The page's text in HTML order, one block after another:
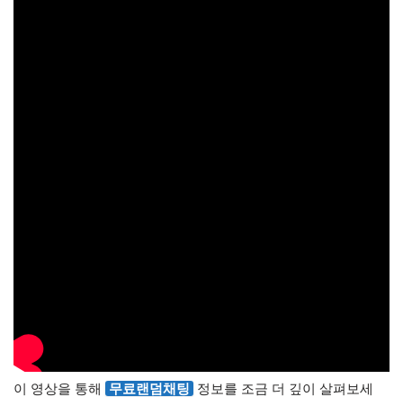
이 영상을 통해 무료랜덤채팅 정보를 조금 더 깊이 살펴보세